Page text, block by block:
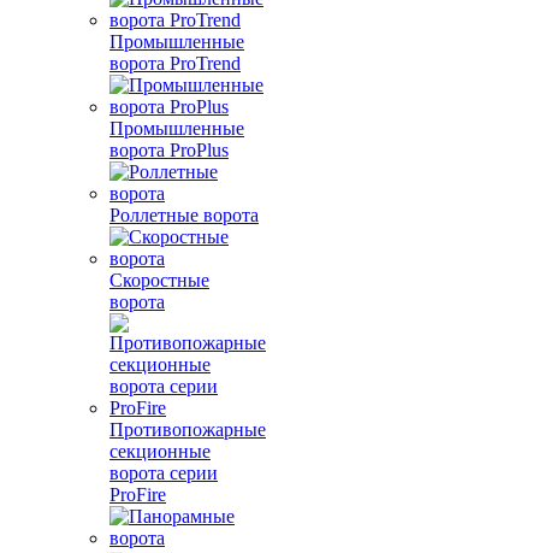
Промышленные
ворота ProTrend
Промышленные
ворота ProPlus
Роллетные ворота
Скоростные
ворота
Противопожарные
секционные
ворота серии
ProFire